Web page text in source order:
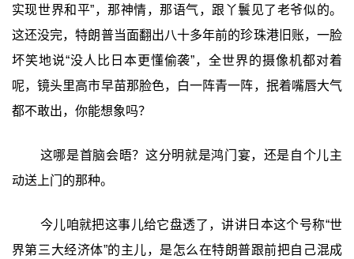
实现世界和平”，那神情，那语气，跟丫鬟见了老爷似的。
这还没完，特朗普当面翻出八十多年前的珍珠港旧账，一脸
坏笑地说“没人比日本更懂偷袭”，全世界的摄像机都对着
呢，镜头里高市早苗那脸色，白一阵青一阵，抿着嘴唇大气
都不敢出，你能想象吗？
这哪是首脑会晤？这分明就是鸿门宴，还是自个儿主
动送上门的那种。
今儿咱就把这事儿给它盘透了，讲讲日本这个号称“世
界第三大经济体”的主儿，是怎么在特朗普跟前把自己混成